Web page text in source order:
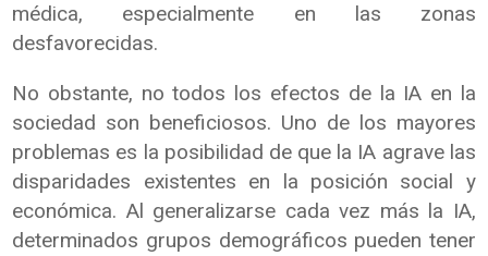
médica, especialmente en las zonas
desfavorecidas.
No obstante, no todos los efectos de la IA en la
sociedad son beneficiosos. Uno de los mayores
problemas es la posibilidad de que la IA agrave las
disparidades existentes en la posición social y
económica. Al generalizarse cada vez más la IA,
determinados grupos demográficos pueden tener